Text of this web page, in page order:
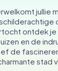
jullie
ontdek
en de
de
stad